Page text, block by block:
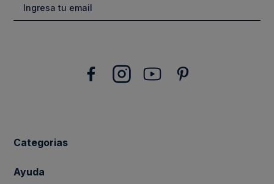
Categorias
New Arrivals
Ayuda